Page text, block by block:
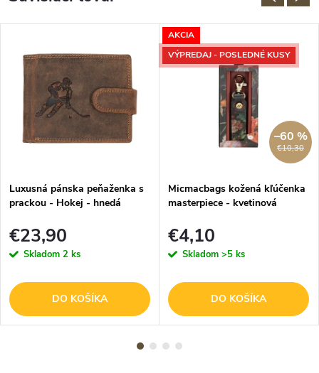
Luxusná pánska peňaženka s
prackou - Hokej - hnedá
€23,90
Skladom 2 ks
DO KOŠÍKA
AKCIA
VÝPREDAJ - POSLEDNÉ KUSY
€10,30
–60 %
Micmacbags kožená kľúčenka
masterpiece - kvetinová
€4,10
Skladom >5 ks
DO KOŠÍKA